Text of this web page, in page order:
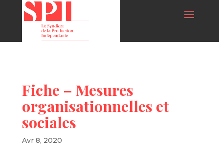
Fiche – Mesures
organisationnelles et
sociales
Avr 8, 2020